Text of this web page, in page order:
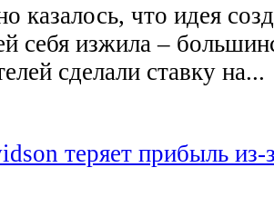
казалось, что идея
себя изжила –
сделали ставку на...
теряет прибыль из-